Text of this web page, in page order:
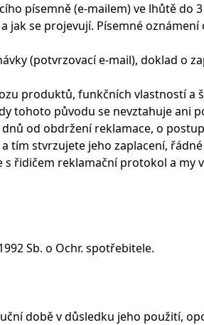
písemně (e-mailem) ve lhůtě do
jak se projevují. Písemné
(potvrzovací e-mail), doklad o
produktů, funkčních vlastností
tohoto původu se nevztahuje ani
od obdržení reklamace, o
stvrzujete jeho zaplacení, řádné
řidičem reklamační protokol a my
Sb. o Ochr. spotřebitele.
době v důsledku jeho použití,